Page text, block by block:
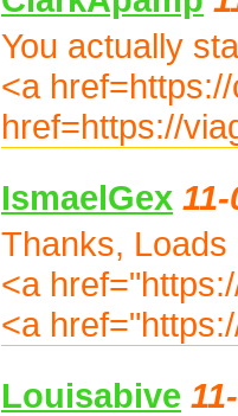
You actually
<a
href=https://
IsmaelGex
Thanks, Loads
<a
<a
Louisabive